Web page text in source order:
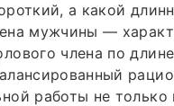
а какой
мужчины —
члена по
работы не только